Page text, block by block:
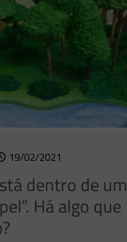
19/02/2021
dentro de um
Há algo que